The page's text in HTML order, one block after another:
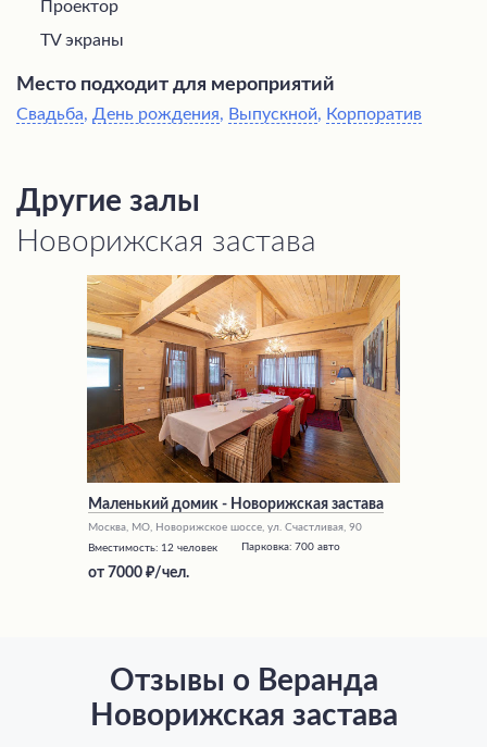
Проектор
TV экраны
Место подходит для мероприятий
Свадьба, День рождения, Выпускной, Корпоратив
Другие залы
Новорижская застава
Маленький домик - Новорижская застава
Москва, МО, Новорижское шоссе, ул. Счастливая, 90
Вместимость: 12 человек Парковка: 700 авто
от 7000 /чел.
Отзывы о Веранда
Новорижская застава